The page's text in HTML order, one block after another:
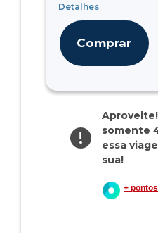
Detalhes
Comprar
!
somente
essa
sua!
+